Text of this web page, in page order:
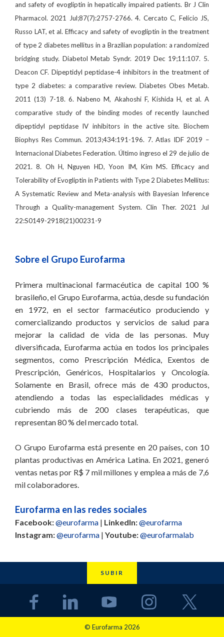
and safety of evogliptin in hepatically impaired patients. Br J Clin
Pharmacol. 2021 Jul;87(7):2757-2766. 4. Cercato C, Felício JS,
Russo LAT, et al. Efficacy and safety of evogliptin in the treatment
of type 2 diabetes mellitus in a Brazilian population: a randomized
bridging study. Diabetol Metab Syndr. 2019 Dec 19;11:107. 5.
Deacon CF. Dipeptidyl peptidase-4 inhibitors in the treatment of
type 2 diabetes: a comparative review. Diabetes Obes Metab.
2011 (13) 7-18. 6. Nabeno M, Akahoshi F, Kishida H, et al. A
comparative study of the binding modes of recently launched
dipeptidyl peptidase IV inhibitors in the active site. Biochem
Biophys Res Commun. 2013;434:191-196. 7. Atlas IDF 2019 –
Internacional Diabetes Federation. Último ingreso el 29 de julio de
2021. 8. Oh H, Nguyen HD, Yoon IM, Kim MS. Efficacy and
Tolerability of Evogliptin in Patients with Type 2 Diabetes Mellitus:
A Systematic Review and Meta-analysis with Bayesian Inference
Through a Quality-management System. Clin Ther. 2021 Jul
22:S0149-2918(21)00231-9
Sobre el Grupo Eurofarma
Primera multinacional farmacéutica de capital 100 %
brasileño, el Grupo Eurofarma, actúa, desde su fundación
en 1972, en el sector farmacéutico produciendo y
comercializando productos y servicios de salud para
mejorar la calidad de vida de las personas. Muy
diversificada, Eurofarma actúa en todos los principales
segmentos, como Prescripción Médica, Exentos de
Prescripción, Genéricos, Hospitalarios y Oncología.
Solamente en Brasil, ofrece más de 430 productos,
atendiendo a todas las especialidades médicas y
cubriendo más de 200 clases terapéuticas, que
representan 80 % del mercado total.
O Grupo Eurofarma está presente en 20 países, con 10
plantas productivas en América Latina. En 2021, generó
ventas netas por R$ 7 mil millones y emplea a más de 7,6
mil colaboradores.
Eurofarma en las redes sociales
Facebook:@eurofarma | LinkedIn:@eurofarma
Instagram:@eurofarma | Youtube:@eurofarmalab
SUBIR
© Eurofarma 2026